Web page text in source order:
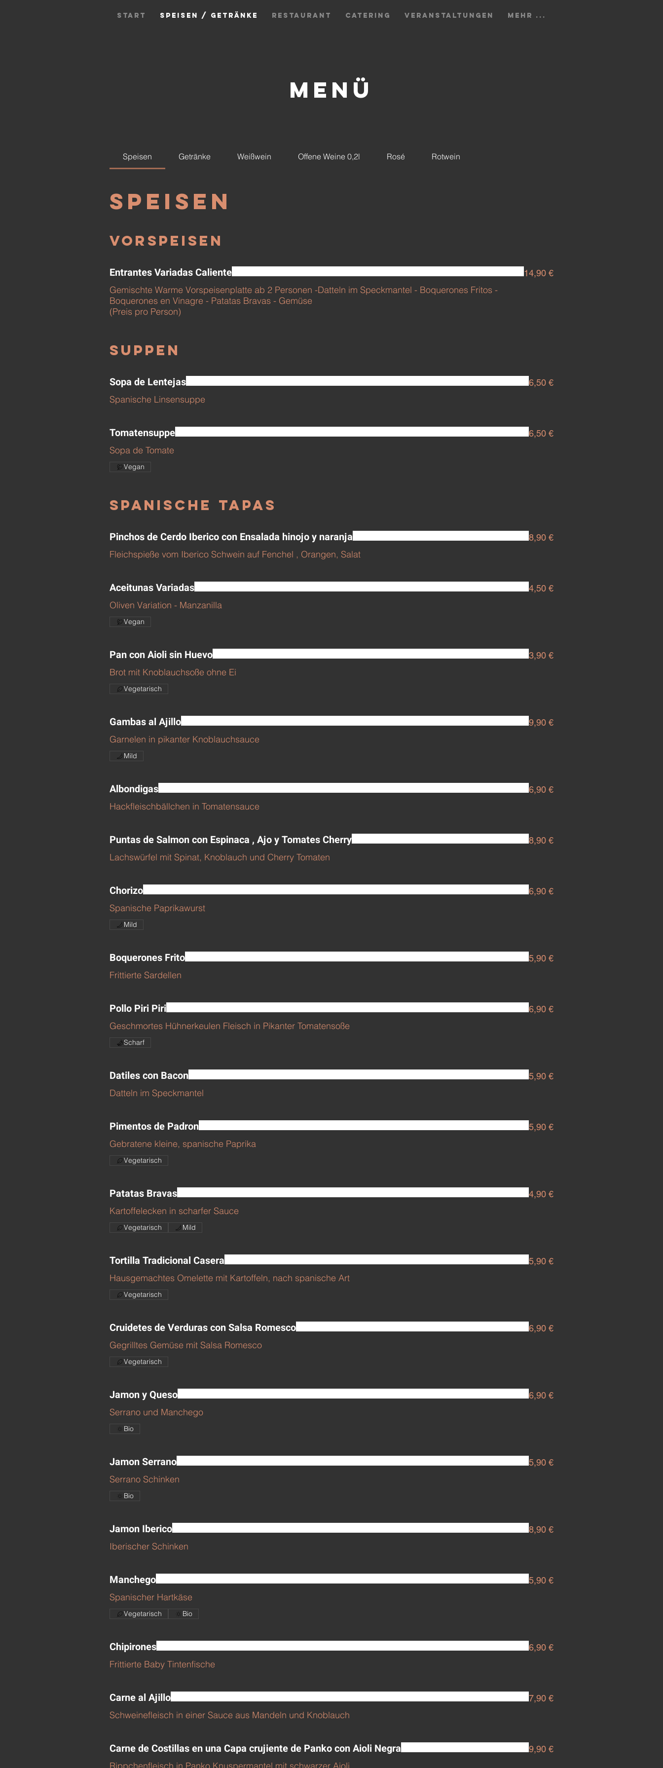
START SPEISEN / GETRÄNKE RESTAURANT CATERING VERANSTALTUNGEN Mehr ...
MENÜ
Speisen Getränke Weißwein Offene Weine 0,2l Rosé Rotwein
Speisen
Vorspeisen
Entrantes Variadas Caliente
Gemischte Warme Vorspeisenplatte ab 2 Personen -Datteln im Speckmantel - Boquerones Fritos -
Boquerones en Vinagre - Patatas Bravas - Gemüse
(Preis pro Person)
14,90 €
Suppen
Sopa de Lentejas
Spanische Linsensuppe
6,50 €
Tomatensuppe
Sopa de Tomate
6,50 €
Vegan
Spanische Tapas
Pinchos de Cerdo Iberico con Ensalada hinojo y naranja
Fleichspieße vom Iberico Schwein auf Fenchel , Orangen, Salat
8,90 €
Aceitunas Variadas
Oliven Variation - Manzanilla
4,50 €
Vegan
Pan con Aioli sin Huevo
Brot mit Knoblauchsoße ohne Ei
3,90 €
Vegetarisch
Gambas al Ajillo
Garnelen in pikanter Knoblauchsauce
9,90 €
Mild
Albondigas
Hackfleischbällchen in Tomatensauce
6,90 €
Puntas de Salmon con Espinaca , Ajo y Tomates Cherry
Lachswürfel mit Spinat, Knoblauch und Cherry Tomaten
8,90 €
Chorizo
Spanische Paprikawurst
6,90 €
Mild
Boquerones Frito
Frittierte Sardellen
5,90 €
Pollo Piri Piri
Geschmortes Hühnerkeulen Fleisch in Pikanter Tomatensoße
6,90 €
Scharf
Datiles con Bacon
Datteln im Speckmantel
5,90 €
Pimentos de Padron
Gebratene kleine, spanische Paprika
5,90 €
Vegetarisch
Patatas Bravas
Kartoffelecken in scharfer Sauce
4,90 €
Vegetarisch Mild
Tortilla Tradicional Casera
Hausgemachtes Omelette mit Kartoffeln, nach spanische Art
5,90 €
Vegetarisch
Cruidetes de Verduras con Salsa Romesco
Gegrilltes Gemüse mit Salsa Romesco
6,90 €
Vegetarisch
Jamon y Queso
Serrano und Manchego
6,90 €
Bio
Jamon Serrano
Serrano Schinken
5,90 €
Bio
Jamon Iberico
Iberischer Schinken
8,90 €
Manchego
Spanischer Hartkäse
5,90 €
Vegetarisch Bio
Chipirones
Frittierte Baby Tintenfische
6,90 €
Carne al Ajillo
Schweinefleisch in einer Sauce aus Mandeln und Knoblauch
7,90 €
Carne de Costillas en una Capa crujiente de Panko con Aioli Negra 9,90 €